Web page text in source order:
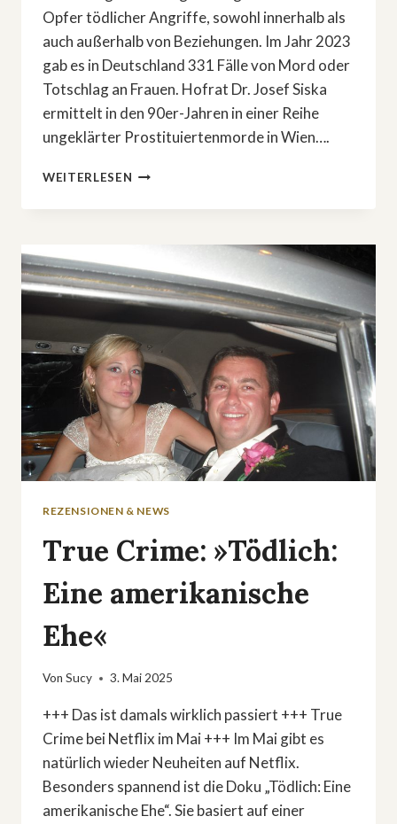
Opfer tödlicher Angriffe, sowohl innerhalb als
auch außerhalb von Beziehungen. Im Jahr 2023
gab es in Deutschland 331 Fälle von Mord oder
Totschlag an Frauen. Hofrat Dr. Josef Siska
ermittelt in den 90er-Jahren in einer Reihe
ungeklärter Prostituiertenmorde in Wien….
WEITERLESEN TRUE
IM
»ERMITTLER!
–
BLINDE
WUT
AUF
FRAUEN«
REZENSIONEN & NEWS
True Crime: »Tödlich:
Eine amerikanische
Ehe«
Von Sucy 3. Mai 2025
+++ Das ist damals wirklich passiert +++ True
Crime bei Netflix im Mai +++ Im Mai gibt es
natürlich wieder Neuheiten auf Netflix.
Besonders spannend ist die Doku „Tödlich: Eine
amerikanische Ehe“. Sie basiert auf einer